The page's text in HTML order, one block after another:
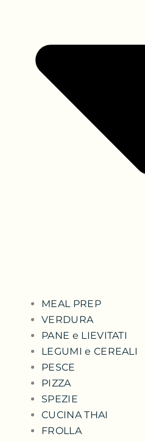
MEAL PREP
VERDURA
PANE e LIEVITATI
LEGUMI e CEREALI
PESCE
PIZZA
SPEZIE
CUCINA THAI
FROLLA